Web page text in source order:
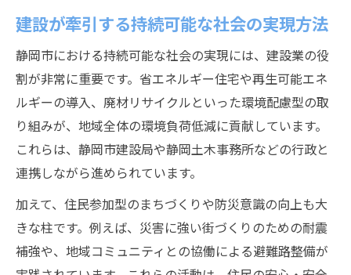
建設が牽引する持続可能な社会の実現方法
静岡市における持続可能な社会の実現には、建設業の役
割が非常に重要です。省エネルギー住宅や再生可能エネ
ルギーの導入、廃材リサイクルといった環境配慮型の取
り組みが、地域全体の環境負荷低減に貢献しています。
これらは、静岡市建設局や静岡土木事務所などの行政と
連携しながら進められています。
加えて、住民参加型のまちづくりや防災意識の向上も大
きな柱です。例えば、災害に強い街づくりのための耐震
補強や、地域コミュニティとの協働による避難路整備が